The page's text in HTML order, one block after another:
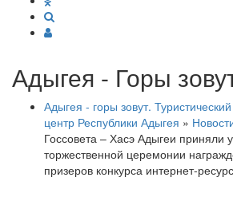
Адыгея - Горы
Адыгея - горы зовут.
центр Республики Адыгея »
Госсовета – Хасэ Адыгеи приняли
торжественной церемонии
призеров конкурса интернет-